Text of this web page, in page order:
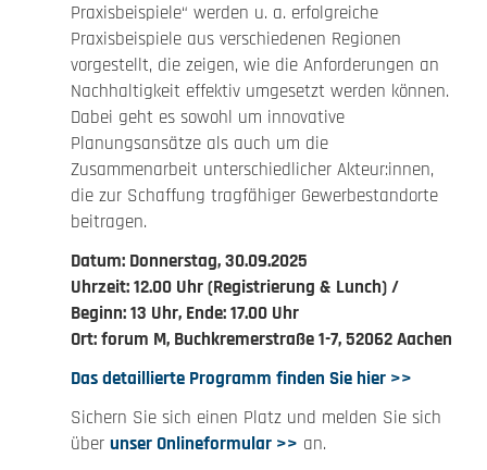
Praxisbeispiele“ werden u. a. erfolgreiche
Praxisbeispiele aus verschiedenen Regionen
vorgestellt, die zeigen, wie die Anforderungen an
Nachhaltigkeit effektiv umgesetzt werden können.
Dabei geht es sowohl um innovative
Planungsansätze als auch um die
Zusammenarbeit unterschiedlicher Akteur:innen,
die zur Schaffung tragfähiger Gewerbestandorte
beitragen.
Datum: Donnerstag, 30.09.2025
Uhrzeit: 12.00 Uhr (Registrierung & Lunch) /
Beginn: 13 Uhr, Ende: 17.00 Uhr
Ort: forum M, Buchkremerstraße 1-7, 52062 Aachen
Das detaillierte Programm finden Sie hier >>
Sichern Sie sich einen Platz und melden Sie sich
über unser Onlineformular >> an.